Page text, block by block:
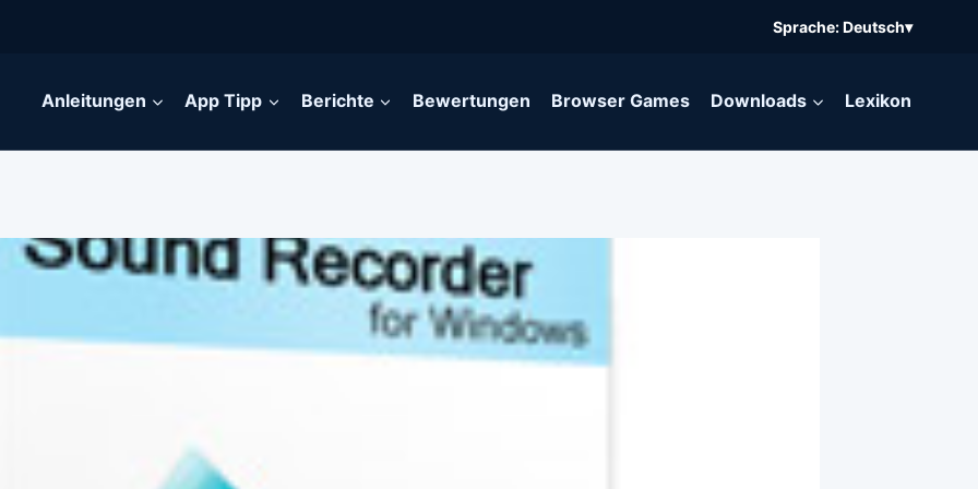
Sprache: Deutsch▾
Anleitungen App Tipp Berichte Bewertungen Browser Games Downloads Lexikon